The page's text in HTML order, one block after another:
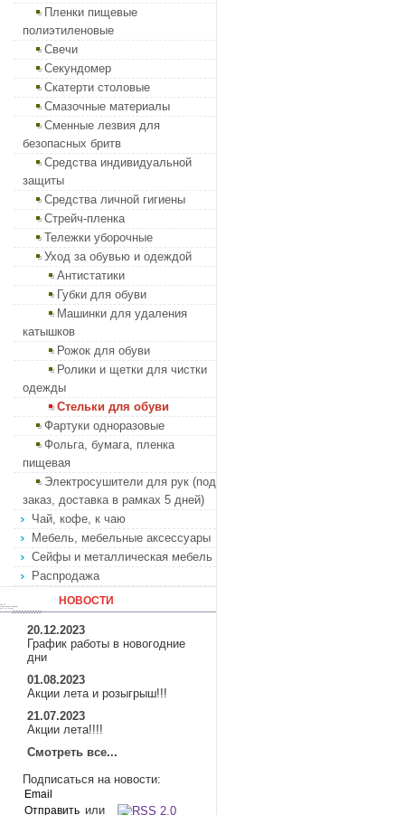
Пленки пищевые
полиэтиленовые
Свечи
Секундомер
Скатерти столовые
Смазочные материалы
Сменные лезвия для
безопасных бритв
Средства индивидуальной
защиты
Средства личной гигиены
Стрейч-пленка
Тележки уборочные
Уход за обувью и одеждой
Антистатики
Губки для обуви
Машинки для удаления
катышков
Рожок для обуви
Ролики и щетки для чистки
одежды
Стельки для обуви
Фартуки одноразовые
Фольга, бумага, пленка
пищевая
Электросушители для рук (под
заказ, доставка в рамках 5 дней)
Чай, кофе, к чаю
Мебель, мебельные аксессуары
Сейфы и металлическая мебель
Распродажа
НОВОСТИ
20.12.2023
График работы в новогодние
дни
01.08.2023
Акции лета и розыгрыш!!!
21.07.2023
Акции лета!!!!
Смотреть все...
Подписаться на новости:
или